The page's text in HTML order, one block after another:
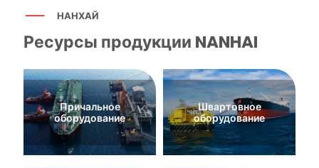
НАНХАЙ
Ресурсы продукции NANHAI
Причальное
оборудование
Швартовное
оборудование